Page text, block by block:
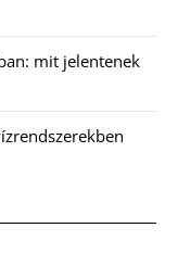
mit jelentenek